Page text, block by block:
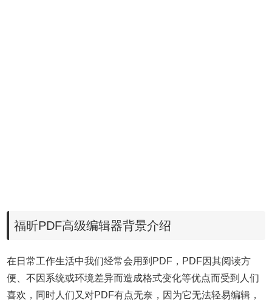
福昕PDF高级编辑器背景介绍
在日常工作生活中我们经常会用到PDF，PDF因其阅读方
便、不因系统或环境差异而造成格式变化等优点而受到人们
喜欢，同时人们又对PDF有点无奈，因为它无法轻易编辑，